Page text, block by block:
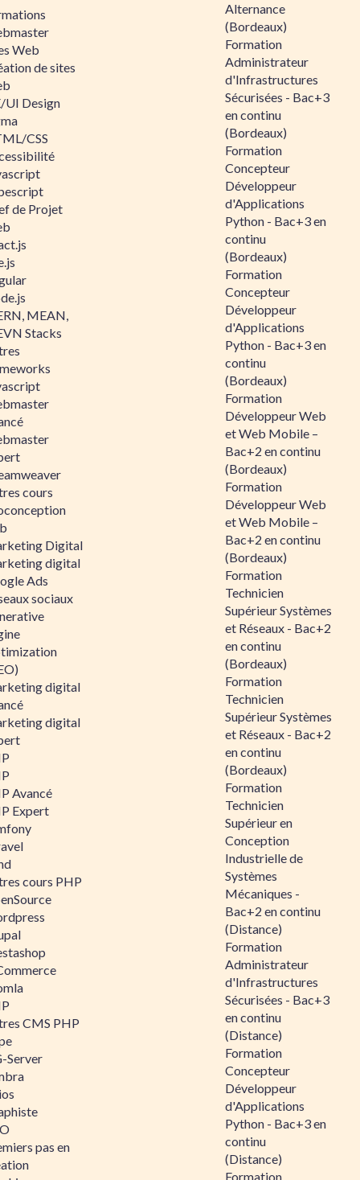
Web
de sites
UI Design
CSS
de Projet
MEAN,
Stacks
cours
Digital
digital
Ads
sociaux
digital
digital
Avancé
Expert
cours PHP
CMS PHP
Server
pas en
Alternance
(Bordeaux)
Formation
Administrateur
d'Infrastructures
Sécurisées - Bac+3
en continu
(Bordeaux)
Formation
Concepteur
Développeur
d'Applications
Python - Bac+3 en
continu
(Bordeaux)
Formation
Concepteur
Développeur
d'Applications
Python - Bac+3 en
continu
(Bordeaux)
Formation
Développeur Web
et Web Mobile –
Bac+2 en continu
(Bordeaux)
Formation
Développeur Web
et Web Mobile –
Bac+2 en continu
(Bordeaux)
Formation
Technicien
Supérieur Systèmes
et Réseaux - Bac+2
en continu
(Bordeaux)
Formation
Technicien
Supérieur Systèmes
et Réseaux - Bac+2
en continu
(Bordeaux)
Formation
Technicien
Supérieur en
Conception
Industrielle de
Systèmes
Mécaniques -
Bac+2 en continu
(Distance)
Formation
Administrateur
d'Infrastructures
Sécurisées - Bac+3
en continu
(Distance)
Formation
Concepteur
Développeur
d'Applications
Python - Bac+3 en
continu
(Distance)
Formation